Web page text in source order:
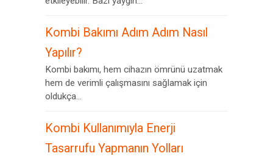
Kombi Bakımı Adım Adım Nasıl
Yapılır?
Kombi bakımı, hem cihazın ömrünü uzatmak
hem de verimli çalışmasını sağlamak için
oldukça...
Kombi Kullanımıyla Enerji
Tasarrufu Yapmanın Yolları